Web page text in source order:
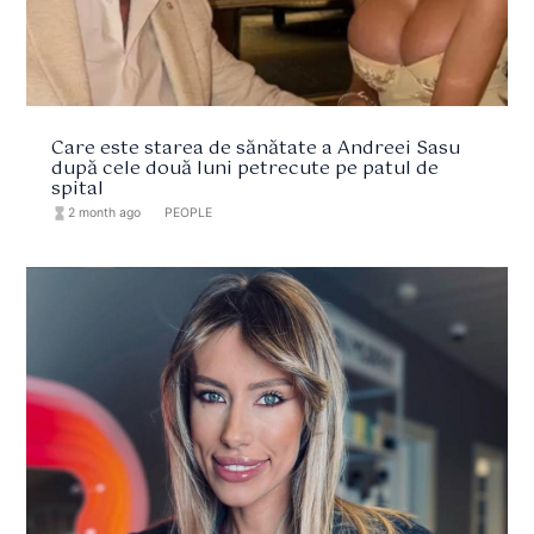
Care este starea de sănătate a Andreei Sasu
după cele două luni petrecute pe patul de
spital
hourglass_full 2 month ago PEOPLE